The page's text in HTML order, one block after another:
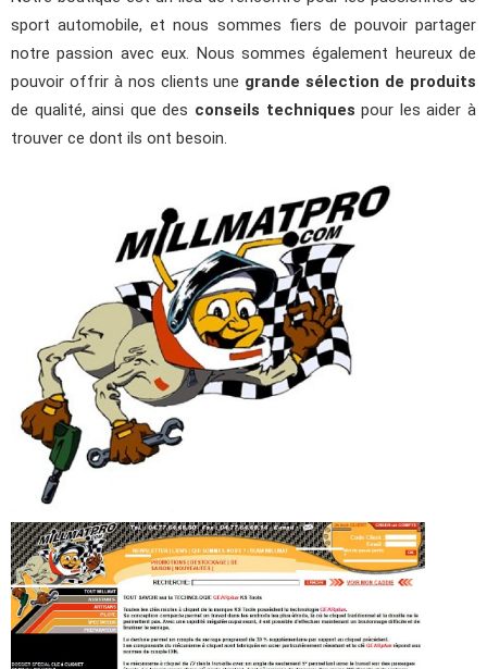
sport automobile, et nous sommes fiers de pouvoir partager
notre passion avec eux. Nous sommes également heureux de
pouvoir offrir à nos clients une grande sélection de produits
de qualité, ainsi que des conseils techniques pour les aider à
trouver ce dont ils ont besoin.